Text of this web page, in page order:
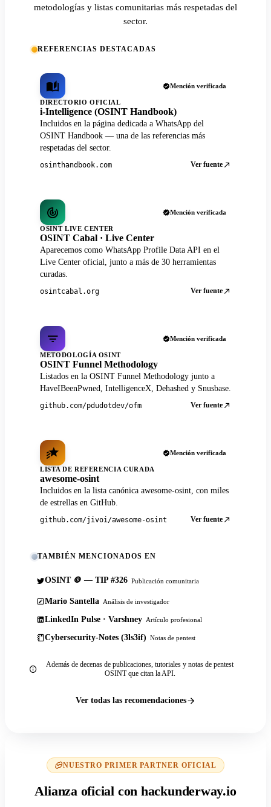
metodologías y listas comunitarias más respetadas del
sector.
REFERENCIAS DESTACADAS
Mención verificada
DIRECTORIO OFICIAL
i-Intelligence (OSINT Handbook)
Incluidos en la página dedicada a WhatsApp del
OSINT Handbook — una de las referencias más
respetadas del sector.
osinthandbook.com Ver fuente
Mención verificada
OSINT LIVE CENTER
OSINT Cabal · Live Center
Aparecemos como WhatsApp Profile Data API en el
Live Center oficial, junto a más de 30 herramientas
curadas.
osintcabal.org Ver fuente
Mención verificada
METODOLOGÍA OSINT
OSINT Funnel Methodology
Listados en la OSINT Funnel Methodology junto a
HaveIBeenPwned, IntelligenceX, Dehashed y Snusbase.
github.com/pdudotdev/ofm Ver fuente
Mención verificada
LISTA DE REFERENCIA CURADA
awesome-osint
Incluidos en la lista canónica awesome-osint, con miles
de estrellas en GitHub.
github.com/jivoi/awesome-osint Ver fuente
TAMBIÉN MENCIONADOS EN
OSINT 🪙 — TIP #326 Publicación comunitaria
Mario Santella Análisis de investigador
LinkedIn Pulse · Varshney Artículo profesional
Cybersecurity-Notes (3ls3if) Notas de pentest
Además de decenas de publicaciones, tutoriales y notas de pentest
OSINT que citan la API.
Ver todas las recomendaciones
NUESTRO PRIMER PARTNER OFICIAL
Alianza oficial con hackunderway.io